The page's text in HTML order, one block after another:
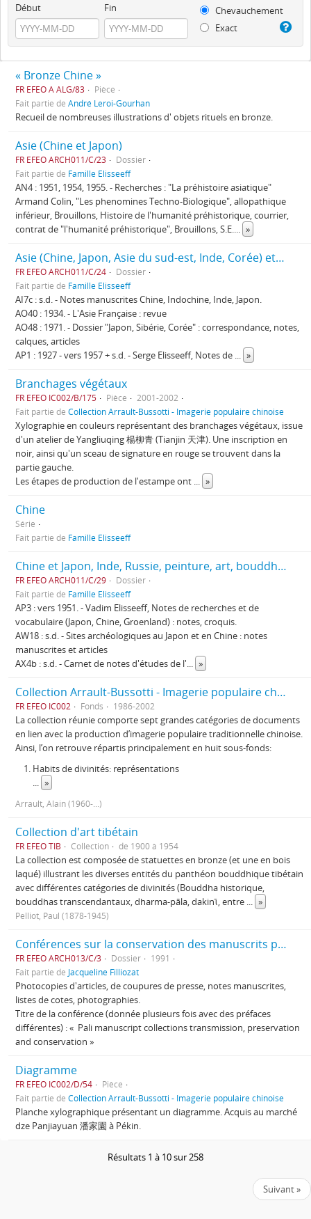
Début Fin
Chevauchement
Exact
« Bronze Chine »
FR EFEO A ALG/83
Pièce
Fait partie de André Leroi-Gourhan
Recueil de nombreuses illustrations d' objets rituels en bronze.
Asie (Chine et Japon)
FR EFEO ARCH011/C/23
Dossier
Fait partie de Famille Elisseeff
AN4 : 1951, 1954, 1955. - Recherches : "La préhistoire asiatique"
Armand Colin, "Les phenomines Techno-Biologique", allopathique
inférieur, Brouillons, Histoire de l'humanité préhistorique, courrier,
contrat de "l'humanité préhistorique", Brouillons, S.E.... »
Asie (Chine, Japon, Asie du sud-est, Inde, Corée) et arts
FR EFEO ARCH011/C/24
Dossier
Fait partie de Famille Elisseeff
AI7c : s.d. - Notes manuscrites Chine, Indochine, Inde, Japon.
AO40 : 1934. - L'Asie Française : revue
AO48 : 1971. - Dossier "Japon, Sibérie, Corée" : correspondance, notes,
calques, articles
AP1 : 1927 - vers 1957 + s.d. - Serge Elisseeff, Notes de ... »
Branchages végétaux
FR EFEO IC002/B/175 Pièce
2001-2002
Fait partie de Collection Arrault-Bussotti - Imagerie populaire chinoise
Xylographie en couleurs représentant des branchages végétaux, issue
d'un atelier de Yangliuqing 楊柳青 (Tianjin 天津). Une inscription en
noir, ainsi qu'un sceau de signature en rouge se trouvent dans la
partie gauche.
Les étapes de production de l'estampe ont ... »
Chine
Série
Fait partie de Famille Elisseeff
Chine et Japon, Inde, Russie, peinture, art, bouddhisme
FR EFEO ARCH011/C/29
Dossier
Fait partie de Famille Elisseeff
AP3 : vers 1951. - Vadim Elisseeff, Notes de recherches et de
vocabulaire (Japon, Chine, Groenland) : notes, croquis.
AW18 : s.d. - Sites archéologiques au Japon et en Chine : notes
manuscrites et articles
AX4b : s.d. - Carnet de notes d'études de l'... »
Collection Arrault-Bussotti - Imagerie populaire chinoise
FR EFEO IC002 Fonds 1986-2002
La collection réunie comporte sept grandes catégories de documents
en lien avec la production d’imagerie populaire traditionnelle chinoise.
Ainsi, l’on retrouve répartis principalement en huit sous-fonds:
Habits de divinités: représentations
... »
Arrault, Alain (1960-...)
Collection d'art tibétain
FR EFEO TIB Collection de 1900 à 1954
La collection est composée de statuettes en bronze (et une en bois
laqué) illustrant les diverses entités du panthéon bouddhique tibétain
avec différentes catégories de divinités (Bouddha historique,
bouddhas transcendantaux, dharma-pāla, dakinῑ, entre ... »
Pelliot, Paul (1878-1945)
Conférences sur la conservation des manuscrits pāli
FR EFEO ARCH013/C/3 Dossier
1991
Fait partie de Jacqueline Filliozat
Photocopies d'articles, de coupures de presse, notes manuscrites,
listes de cotes, photographies.
Titre de la conférence (donnée plusieurs fois avec des préfaces
différentes) : « Pali manuscript collections transmission, preservation
and conservation »
Diagramme
FR EFEO IC002/D/54
Pièce
Fait partie de Collection Arrault-Bussotti - Imagerie populaire chinoise
Planche xylographique présentant un diagramme. Acquis au marché
dze Panjiayuan 潘家園 à Pékin.
Résultats 1 à 10 sur 258
Suivant »